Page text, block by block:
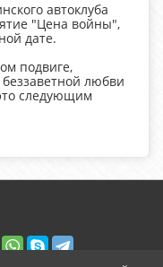
автоклуба
"Цена войны",
дате.
подвиге,
любви
следующим